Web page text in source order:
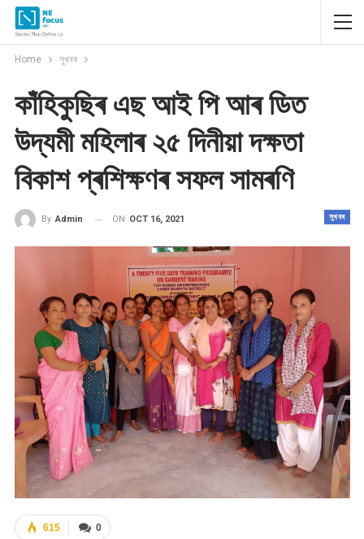
Home সুখবৰ
কাঁহিকুছিৰ এছ আই পি আৰ ডিত
উদ্যমী মহিলাৰ ২৫ দিনীয়া দক্ষতা
বিকাশ প্ৰশিক্ষণৰ সফল সামৰণি
সুখবৰ
By Admin ON OCT 16, 2021
0
615